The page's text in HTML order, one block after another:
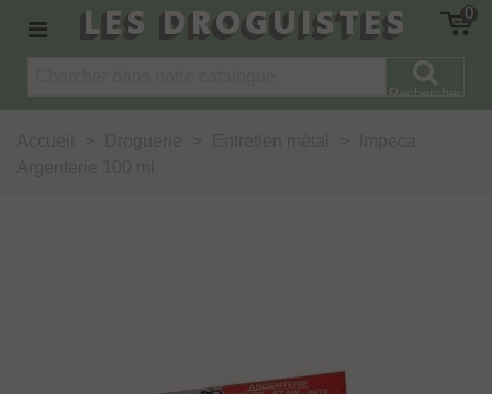
LES DROGUISTES 0
Rechercher